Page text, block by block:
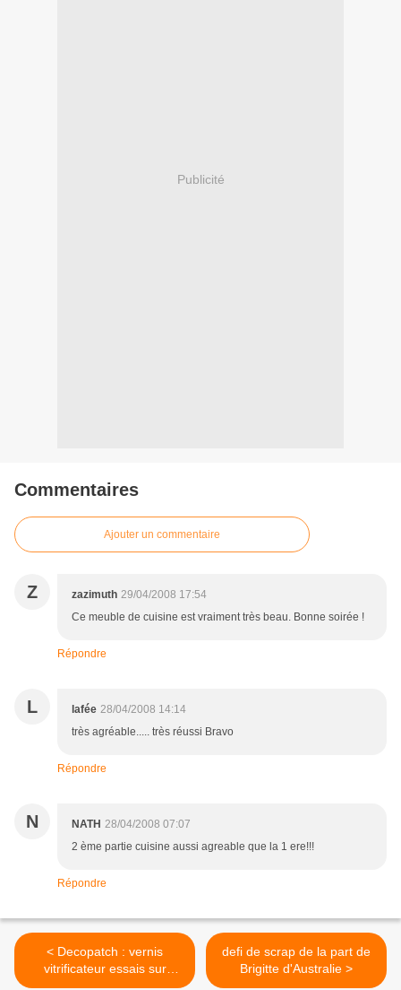
Publicité
Commentaires
Ajouter un commentaire
Z zazimuth 29/04/2008 17:54
Ce meuble de cuisine est vraiment très beau. Bonne soirée !
Répondre
L lafée 28/04/2008 14:14
très agréable..... très réussi Bravo
Répondre
N NATH 28/04/2008 07:07
2 ème partie cuisine aussi agreable que la 1 ere!!!
Répondre
< Decopatch : vernis
vitrificateur essais sur
cartonnage
defi de scrap de la part de
Brigitte d'Australie >